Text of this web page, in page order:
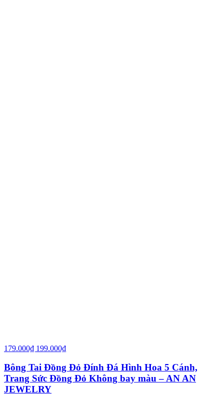
179.000₫ 199.000₫
Bông Tai Đồng Đỏ Đính Đá Hình Hoa 5 Cánh,
Trang Sức Đồng Đỏ Không bay màu – AN AN
JEWELRY